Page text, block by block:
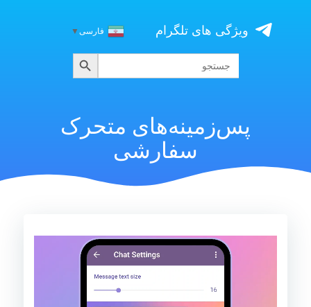
content
ویژگی های تلگرام فارسی▼
جستجو
برای:
جستجو
پس‌‌‌زمینه‌های متحرک
سفارشی